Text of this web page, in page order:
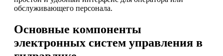
обслуживающего персонала.
Основные компоненты
электронных систем управления в